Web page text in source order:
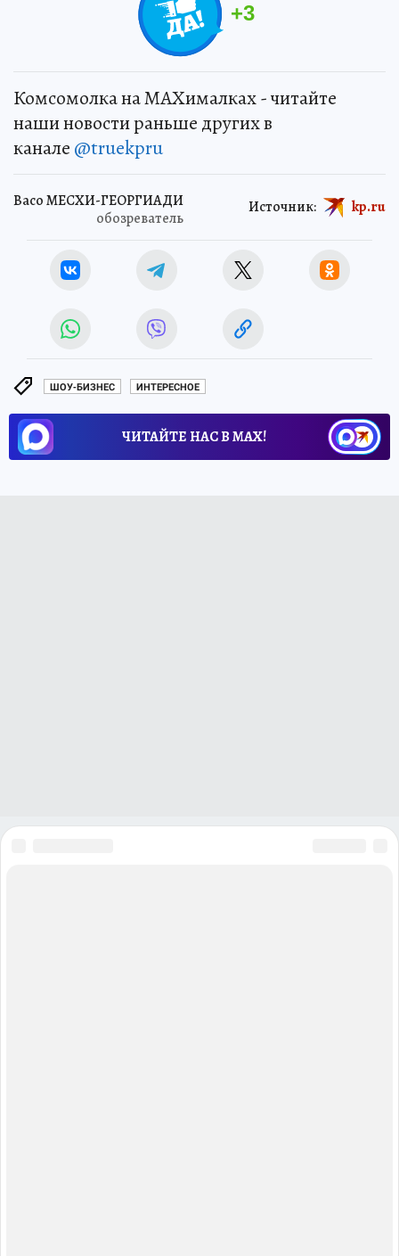
+3
Комсомолка на MAXималках - читайте
наши новости раньше других в
канале @truekpru
Васо МЕСХИ-ГЕОРГИАДИ
обозреватель
Источник: kp.ru
ШОУ-БИЗНЕС ИНТЕРЕСНОЕ
ЧИТАЙТЕ НАС В МАХ!